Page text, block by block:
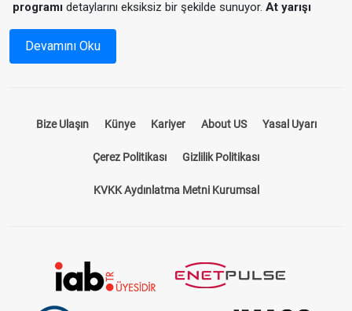
programı detaylarını eksiksiz bir şekilde sunuyor.At yarışı
durumlarını önceden inceleyebilir, yarışlardan en iyi sonuçları
almak için stratejinizi oluşturabilirsiniz.
kapsamı bir rehberdir. Hangi hipodromda, hangi atların
ve pist koşullarını öğrenmek için ideal bir kaynaktır. Bizim
TJK Yarış Programı ile Güncel Bilgilere
Ulaşın
Devamını Oku
Bize Ulaşın Künye Kariyer About US Yasal Uyarı
Çerez Politikası Gizlilik Politikası
KVKK Aydınlatma Metni Kurumsal